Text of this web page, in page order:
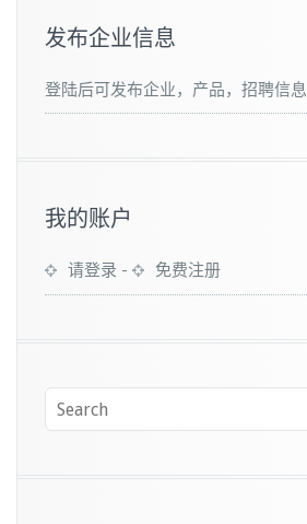
发布企业信息
登陆后可发布企业，产品，招聘信息
我的账户
请登录 - 免费注册